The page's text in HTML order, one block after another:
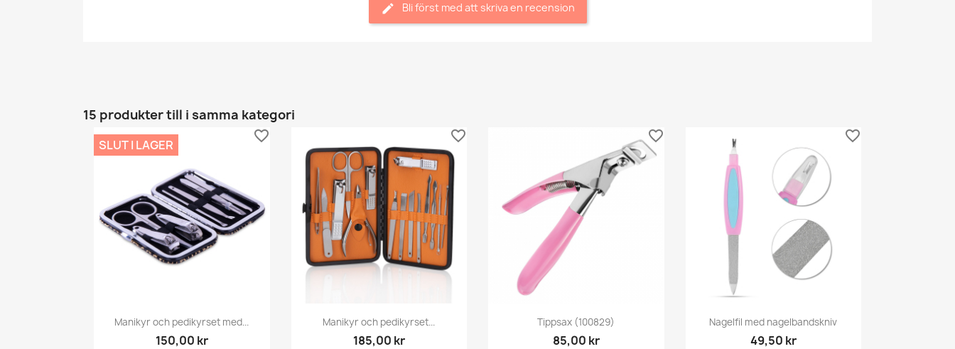
Bli först med att skriva en recension
15 produkter till i samma kategori
Snabbvy
Manikyr och pedikyrset med...
150,00 kr
SLUT I LAGER
favorite_border
Snabbvy
Manikyr och pedikyrset...
185,00 kr
favorite_border
Snabbvy
Tippsax (100829)
85,00 kr
favorite_border
Snabbvy
Nagelfil med nagelbandskniv
49,50 kr
favorite_border